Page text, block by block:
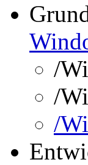
/
/
/